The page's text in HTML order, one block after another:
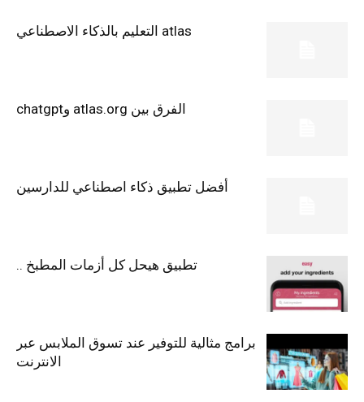
atlas التعليم بالذكاء الاصطناعي
الفرق بين atlas.org وchatgpt
أفضل تطبيق ذكاء اصطناعي للدارسين
تطبيق هيحل كل أزمات المطبخ ..
برامج مثالية للتوفير عند تسوق الملابس عبر
الانترنت